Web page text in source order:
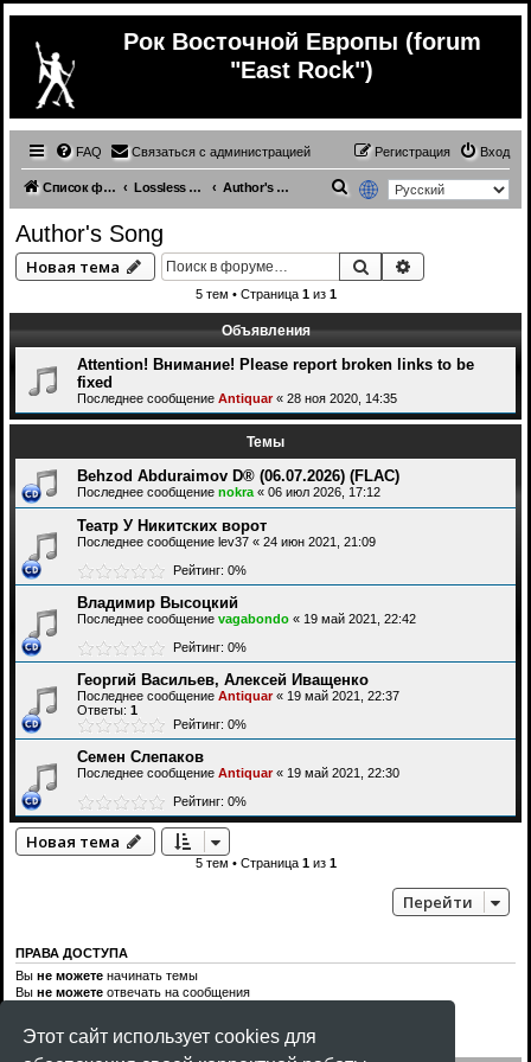
Этот сайт использует cookies для
Рок Восточной Европы (forum
"East Rock")
FAQ Связаться с администрацией Вход
Регистрация
Список форумов Lossless Russian (& ex.USSR) music Author's Song
с
Author's Song
Новая тема Поиск
5 тем • Страница 1из 1
Объявления
Attention! Внимание! Please report broken links to be
fixed
Последнее сообщение Antiquar« 28 ноя 2020, 14:35
Темы
Behzod Abduraimov D® (06.07.2026) (FLAC)
Последнее сообщение nokra « 06 июл 2026, 17:12
Театр У Никитских ворот
Последнее сообщение lev37 « 24 июн 2021, 21:09
Рейтинг: 0%
Владимир Высоцкий
Последнее сообщение vagabondo « 19 май 2021, 22:42
Рейтинг: 0%
Георгий Васильев, Алексей Иващенко
Последнее сообщение Antiquar« 19 май 2021, 22:37
Ответы: 1
Рейтинг: 0%
Семен Слепаков
Последнее сообщение Antiquar« 19 май 2021, 22:30
Рейтинг: 0%
Новая тема
5 тем • Страница 1из 1
Перейти
ПРАВА ДОСТУПА
Вы не можете начинать темы
Вы не можете отвечать на сообщения
не можете
Вы не можете добавлять вложения